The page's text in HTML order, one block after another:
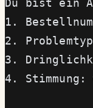
1.
2.
3.
4. Stimmung: